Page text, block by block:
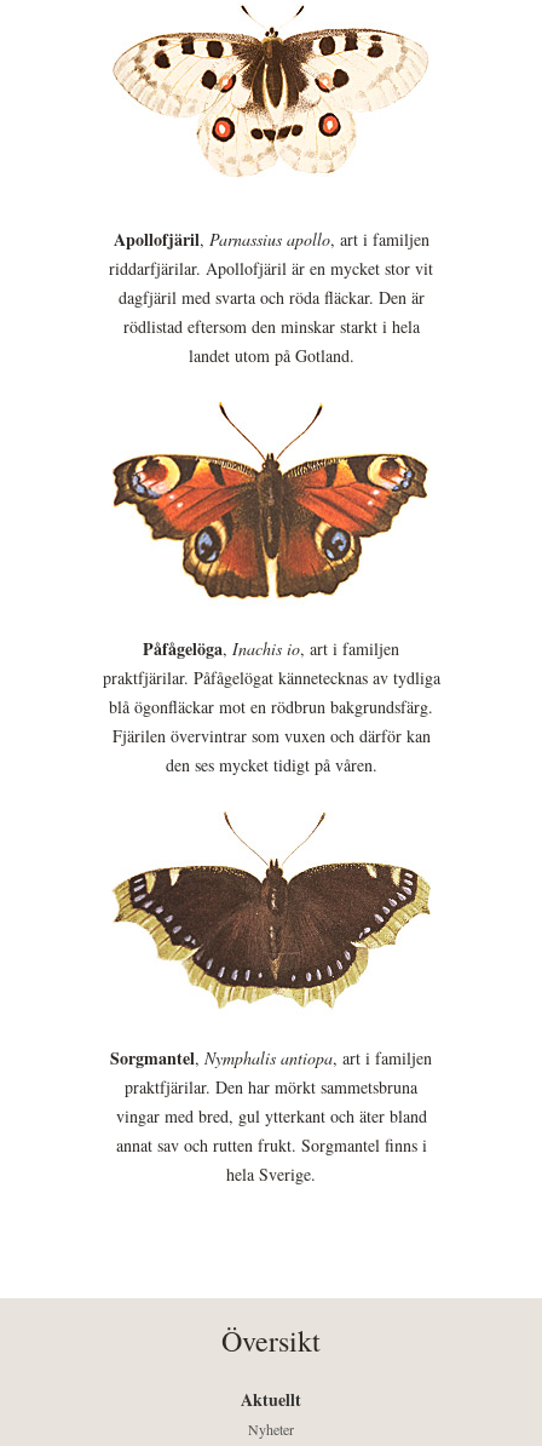
Apollofjäril, Parnassius apollo, art i familjen
riddarfjärilar. Apollofjäril är en mycket stor vit
dagfjäril med svarta och röda fläckar. Den är
rödlistad eftersom den minskar starkt i hela
landet utom på Gotland.
Påfågelöga, Inachis io, art i familjen
praktfjärilar. Påfågelögat kännetecknas av tydliga
blå ögonfläckar mot en rödbrun bakgrundsfärg.
Fjärilen övervintrar som vuxen och därför kan
den ses mycket tidigt på våren.
Sorgmantel, Nymphalis antiopa, art i familjen
praktfjärilar. Den har mörkt sammetsbruna
vingar med bred, gul ytterkant och äter bland
annat sav och rutten frukt. Sorgmantel finns i
hela Sverige.
Översikt
Aktuellt
Nyheter